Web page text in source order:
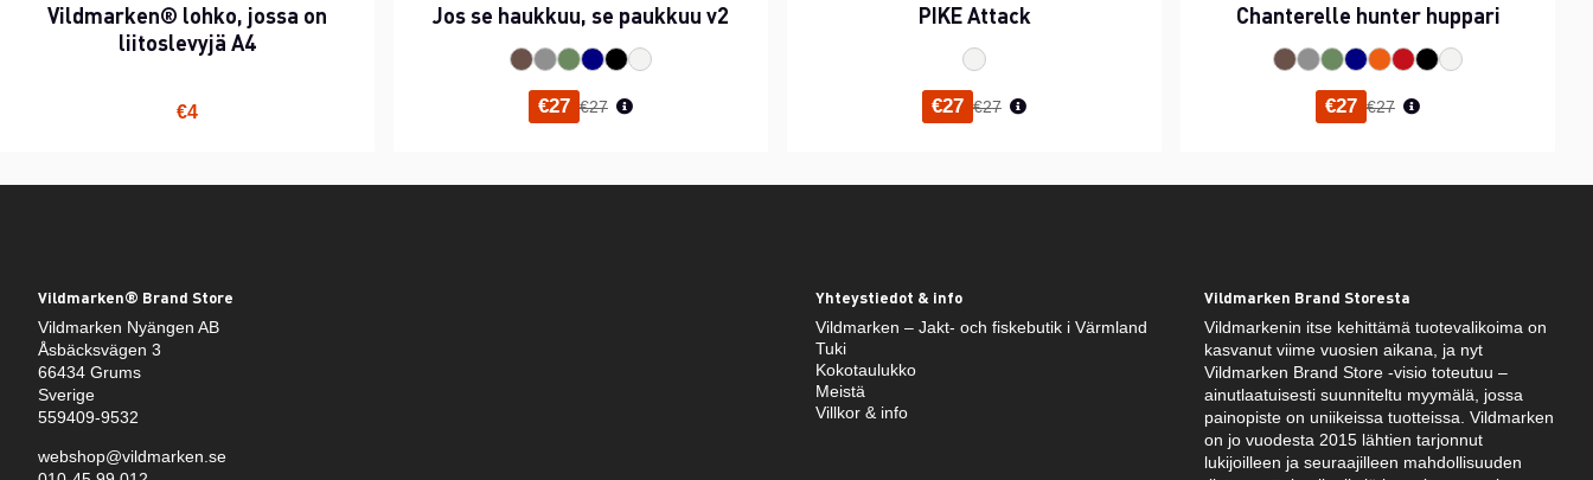
Vildmarken® lohko, jossa on
liitoslevyjä A4
€4
Jos se haukkuu, se paukkuu v2
€27 Normaali hinta
€27
PIKE Attack
€27 Normaali hinta
€27
Chanterelle hunter huppari
€27 Normaali hinta
€27
Vildmarken® Brand Store
Vildmarken Nyängen AB
Åsbäcksvägen 3
66434 Grums
Sverige
559409-9532
webshop@vildmarken.se
Yhteystiedot & info
Vildmarken – Jakt- och fiskebutik i Värmland
Tuki
Kokotaulukko
Meistä
Villkor & info
Vildmarken Brand Storesta
Vildmarkenin itse kehittämä tuotevalikoima on
kasvanut viime vuosien aikana, ja nyt
Vildmarken Brand Store -visio toteutuu –
ainutlaatuisesti suunniteltu myymälä, jossa
painopiste on uniikeissa tuotteissa. Vildmarken
on jo vuodesta 2015 lähtien tarjonnut
lukijoilleen ja seuraajilleen mahdollisuuden